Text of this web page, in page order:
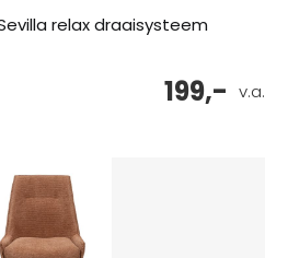
relax draaisysteem
v.a.
199,-